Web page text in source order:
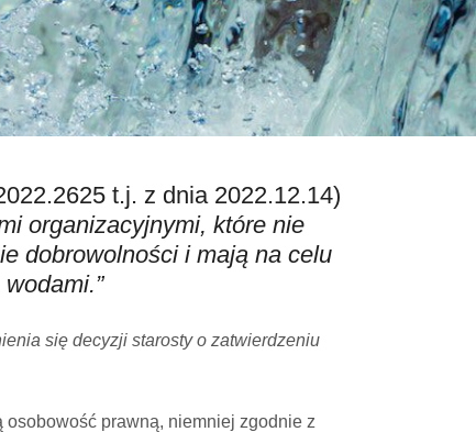
t.j. z dnia 2022.12.14)
organizacyjnymi, które nie
dobrowolności i mają na celu
się decyzji starosty o zatwierdzeniu
prawną, niemniej zgodnie z